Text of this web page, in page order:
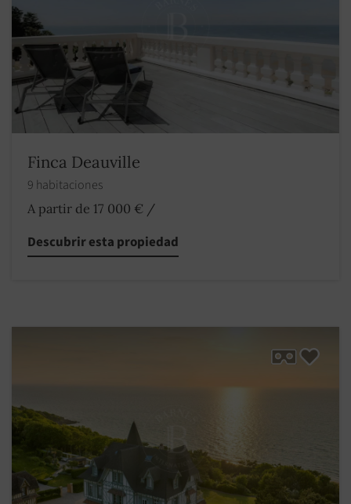
Finca Deauville
9 habitaciones
A partir de 17 000 € /
Descubrir esta propiedad